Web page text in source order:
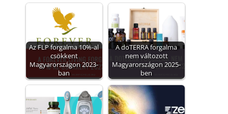
Az FLP forgalma 10%-al
csökkent
Magyarországon 2023-
ban
A doTERRA forgalma
nem változott
Magyarországon 2025-
ben